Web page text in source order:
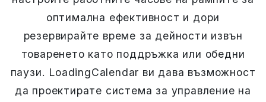
оптимална ефективност и дори
резервирайте време за дейности извън
товаренето като поддръжка или обедни
паузи. LoadingCalendar ви дава възможност
да проектирате система за управление на